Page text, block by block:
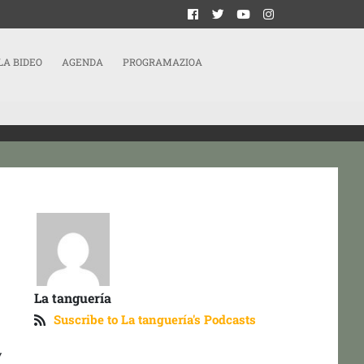
BIDEO AGENDA PROGRAMAZIOA
La tanguería
Suscribe to La tanguería's Podcasts